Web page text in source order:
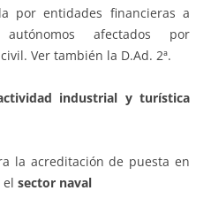
por entidades financieras a
afectados por
Ver también la D.Ad. 2ª.
industrial y turística
la acreditación de puesta en
el sector naval